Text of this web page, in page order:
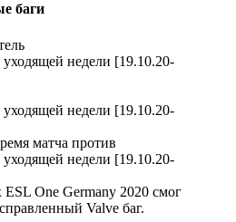
баги
матча против
One Germany 2020 смог
Valve баг.